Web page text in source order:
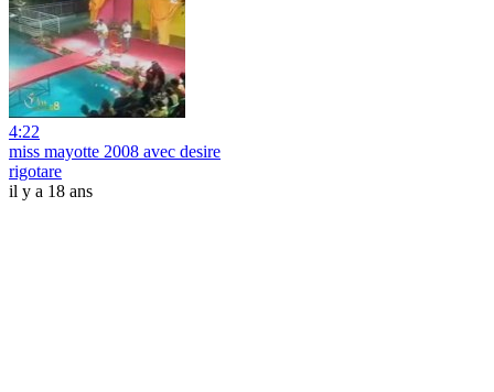
4:22
miss mayotte 2008 avec desire
rigotare
il y a 18 ans